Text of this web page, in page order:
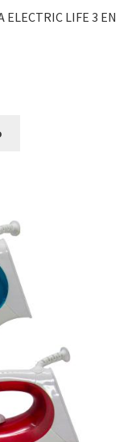
ELECTRIC LIFE 3 EN